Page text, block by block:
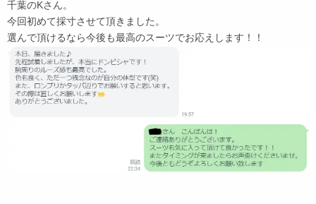
千葉のKさん。
今回初めて採寸させて頂きました。
選んで頂けるなら今後も最高のスーツでお応えします！！